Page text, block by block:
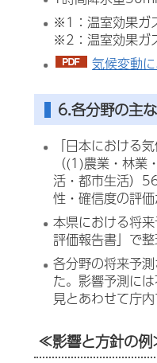
※1：温室効果ガ
※2：温室効果ガ
気候変動
6.各分野の主
「日本における
（(1)農業・林
活・都市生活）
性・確信度の評価
本県における将
評価報告書」で
各分野の将来予
た。影響予測に
見とあわせて庁
≪影響と方針の